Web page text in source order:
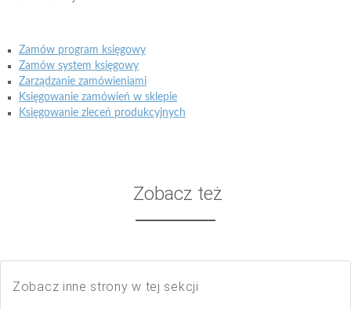
Zamów program księgowy
Zamów system księgowy
Zarządzanie zamówieniami
Księgowanie zamówień w sklepie
Księgowanie zleceń produkcyjnych
Zobacz też
Zobacz inne strony w tej sekcji